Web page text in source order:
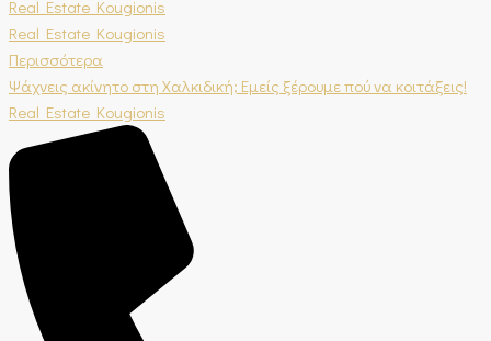
Real Estate Kougionis
Real Estate Kougionis
Περισσότερα
Ψάχνεις ακίνητο στη Χαλκιδική; Εμείς ξέρουμε πού να κοιτάξεις!
Real Estate Kougionis